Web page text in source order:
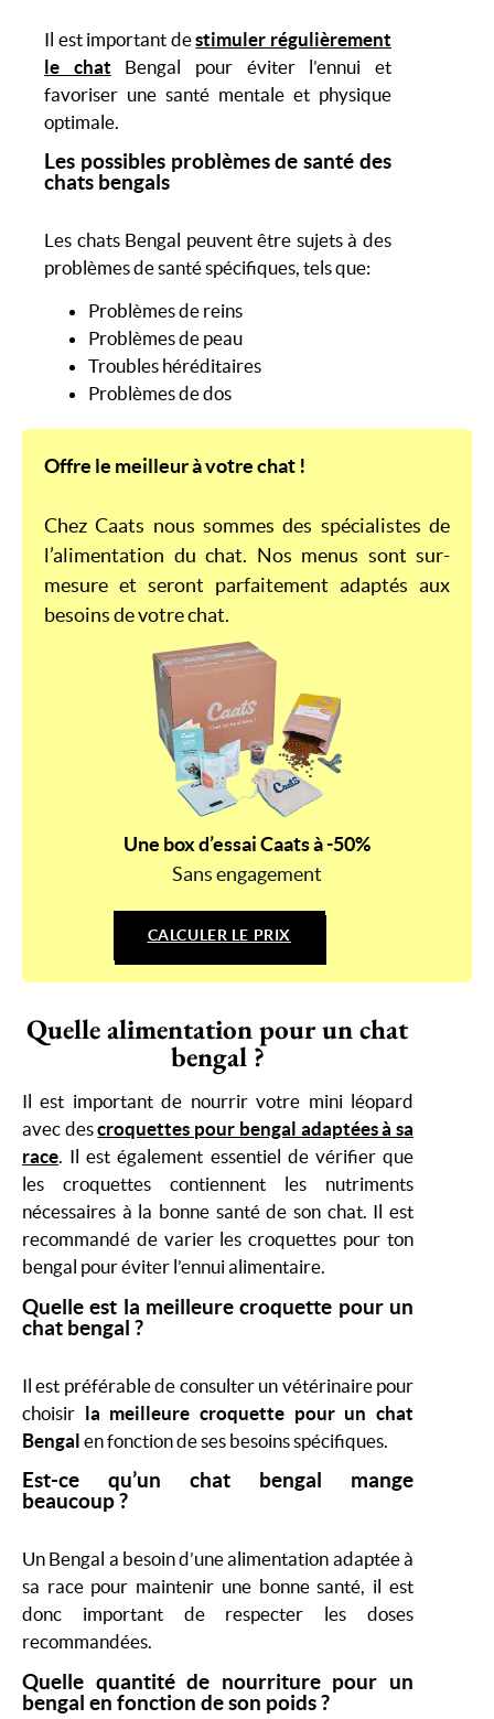
Il est important destimuler régulièrement
le chat Bengal pour éviter l’ennui et
favoriser une santé mentale et physique
optimale.
Les possibles problèmes de santé des
chats bengals
Les chats Bengal peuvent être sujets à des
problèmes de santé spécifiques, tels que:
Problèmes de reins
Problèmes de peau
Troubles héréditaires
Problèmes de dos
Offre le meilleur à votre chat !
Chez Caats nous sommes des spécialistes de
l’alimentation du chat. Nos menus sont sur-
mesure et seront parfaitement adaptés aux
besoins de votre chat.
Une box d’essai Caats à -50%
Sans engagement
CALCULER LE PRIX
Quelle alimentation pour un chat
bengal ?
Il est important de nourrir votre mini léopard
avec descroquettes pour bengal adaptées à sa
race. Il est également essentiel de vérifier que
les croquettes contiennent les nutriments
nécessaires à la bonne santé de son chat. Il est
recommandé de varier les croquettes pour ton
bengal pour éviter l’ennui alimentaire.
Quelle est la meilleure croquette pour un
chat bengal ?
Il est préférable de consulter un vétérinaire pour
choisir la meilleure croquette pour un chat
Bengal en fonction de ses besoins spécifiques.
Est-ce qu’un chat bengal mange
beaucoup ?
Un Bengal a besoin d’une alimentation adaptée à
sa race pour maintenir une bonne santé, il est
donc important de respecter les doses
recommandées.
Quelle quantité de nourriture pour un
bengal en fonction de son poids ?